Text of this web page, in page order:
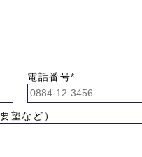
電話番号*
望など）